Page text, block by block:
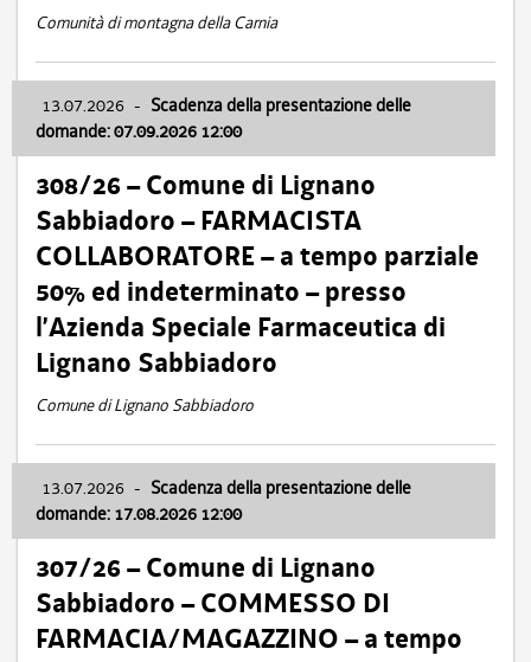
Comunità di montagna della Carnia
13.07.2026 - Scadenza della presentazione delle
domande: 07.09.2026 12:00
308/26 – Comune di Lignano
Sabbiadoro – FARMACISTA
COLLABORATORE – a tempo parziale
50% ed indeterminato – presso
l’Azienda Speciale Farmaceutica di
Lignano Sabbiadoro
Comune di Lignano Sabbiadoro
13.07.2026 - Scadenza della presentazione delle
domande: 17.08.2026 12:00
307/26 – Comune di Lignano
Sabbiadoro – COMMESSO DI
FARMACIA/MAGAZZINO – a tempo